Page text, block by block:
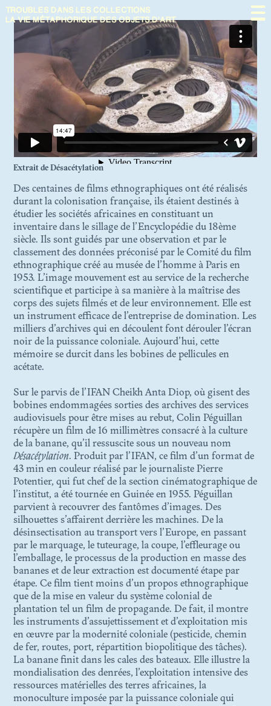
TROUBLES DANS LES COLLECTIONS
LA VIE MÉTAPHORIQUE DES OBJETS D'ART
Extrait de Désacétylation
Des centaines de films ethnographiques ont été réalisés
durant la colonisation française, ils étaient destinés à
étudier les sociétés africaines en constituant un
inventaire dans le sillage de l’Encyclopédie du 18ème
siècle. Ils sont guidés par une observation et par le
classement des données préconisé par le Comité du film
ethnographique créé au musée de l’homme à Paris en
1953. L’image mouvement est au service de la recherche
scientifique et participe à sa manière à la maîtrise des
corps des sujets filmés et de leur environnement. Elle est
un instrument efficace de l’entreprise de domination. Les
milliers d’archives qui en découlent font dérouler l’écran
noir de la puissance coloniale. Aujourd’hui, cette
mémoire se durcit dans les bobines de pellicules en
acétate.
Sur le parvis de l’IFAN Cheikh Anta Diop, où gisent des
bobines endommagées sorties des archives des services
audiovisuels pour être mises au rebut, Colin Péguillan
récupère un film de 16 millimètres consacré à la culture
de la banane, qu’il ressuscite sous un nouveau nom
Désacétylation. Produit par l’IFAN, ce film d’un format de
43 min en couleur réalisé par le journaliste Pierre
Potentier, qui fut chef de la section cinématographique de
l’institut, a été tournée en Guinée en 1955. Péguillan
parvient à recouvrer des fantômes d’images. Des
silhouettes s’affairent derrière les machines. De la
désinsectisation au transport vers l’Europe, en passant
par le marquage, le tuteurage, la coupe, l’effleurage ou
l’emballage, le processus de la production en masse des
bananes et de leur extraction est documenté étape par
étape. Ce film tient moins d’un propos ethnographique
que de la mise en valeur du système colonial de
plantation tel un film de propagande. De fait, il montre
les instruments d’assujettissement et d’exploitation mis
en œuvre par la modernité coloniale (pesticide, chemin
de fer, routes, port, répartition biopolitique des tâches).
La banane finit dans les cales des bateaux. Elle illustre la
mondialisation des denrées, l’exploitation intensive des
ressources matérielles des terres africaines, la
monoculture imposée par la puissance coloniale qui
Présentation
En débat
À propos
THE NEXT SHOT OF
RESTITUTION: SCENES FROM
MOZAMBIQUE
N. 08
LE MUSÉE DYNAMIQUE.
THÉÂTRE DE LA
DÉCOLONISATION
N. 07
AU SEUIL DE LA
CONSERVATION
N. 06
PHOTOTHÈQUES
COLONIALES EN HÉRITAGE
N. 05
OBJETS ET PATRIMOINES
DES GRASSFIELDS : AU-DELÀ
DE LA MATIÈRE… EN QUÊTE
DE CHAIR
N. 04
EN HÉRITER
N. 03
L’INSTITUT FICTIONNEL
D’AFRIQUE NOIRE
N. 02
LES SURVIVANCES
TOXIQUES DES
COLLECTIONS COLONIALES